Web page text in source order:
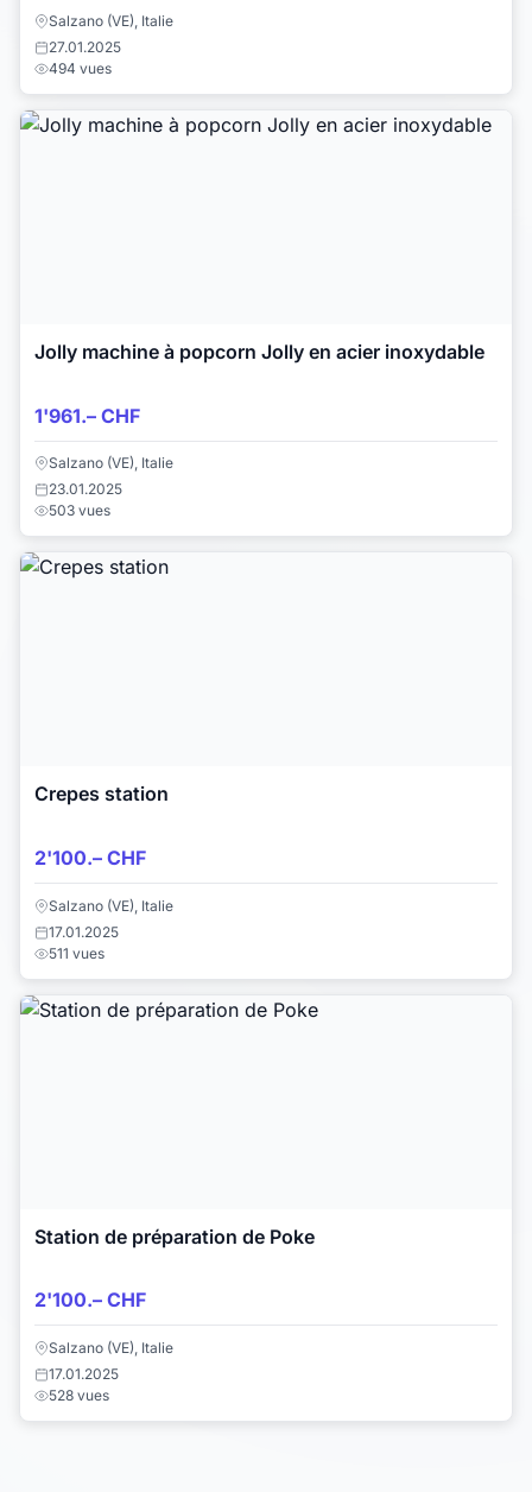
Salzano (VE), Italie
27.01.2025
494 vues
Jolly machine à popcorn Jolly en acier inoxydable
1'961.– CHF
Salzano (VE), Italie
23.01.2025
503 vues
Crepes station
2'100.– CHF
Salzano (VE), Italie
17.01.2025
511 vues
Station de préparation de Poke
2'100.– CHF
Salzano (VE), Italie
17.01.2025
528 vues